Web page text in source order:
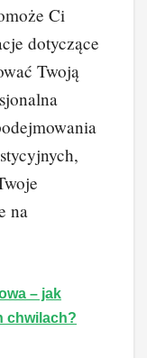
Ci
dotyczące
Twoją
na
– jak
chwilach?